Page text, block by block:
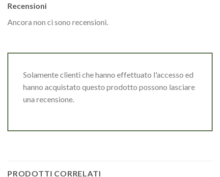
Recensioni
Ancora non ci sono recensioni.
Solamente clienti che hanno effettuato l'accesso ed
hanno acquistato questo prodotto possono lasciare
una recensione.
PRODOTTI CORRELATI